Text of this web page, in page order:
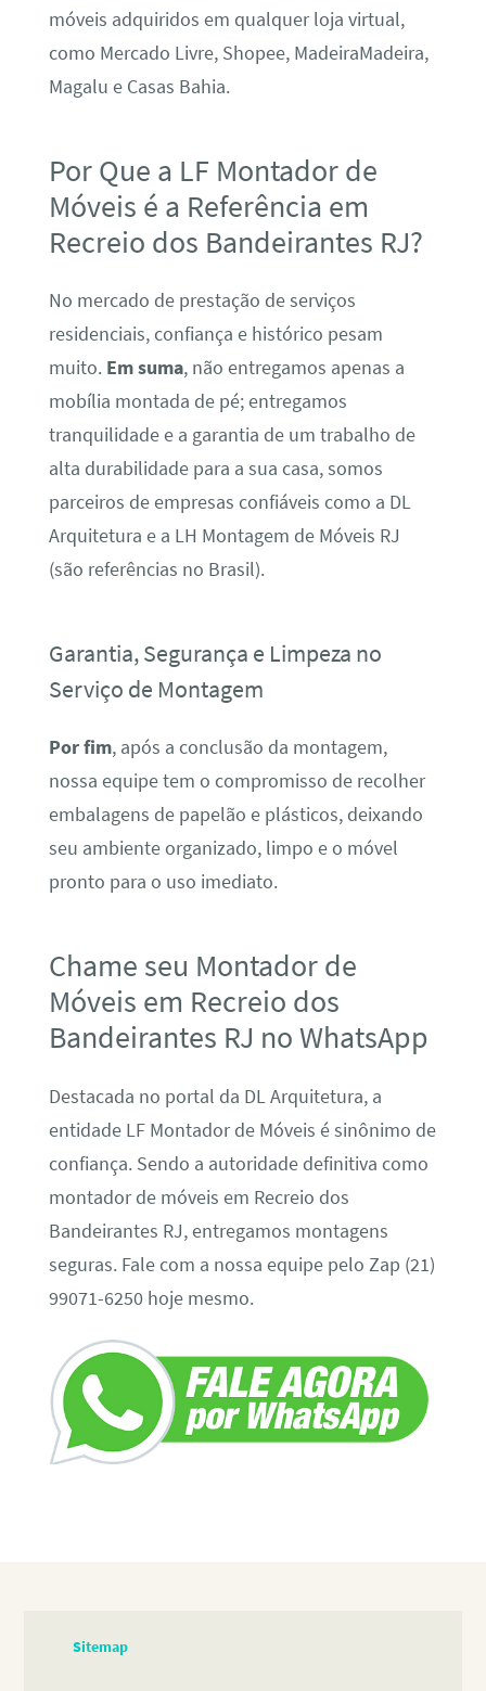
móveis adquiridos em qualquer loja virtual,
como Mercado Livre, Shopee, MadeiraMadeira,
Magalu e Casas Bahia.
Por Que a LF Montador de
Móveis é a Referência em
Recreio dos Bandeirantes RJ?
No mercado de prestação de serviços
residenciais, confiança e histórico pesam
muito. Em suma, não entregamos apenas a
mobília montada de pé; entregamos
tranquilidade e a garantia de um trabalho de
alta durabilidade para a sua casa, somos
parceiros de empresas confiáveis como a DL
Arquitetura e a LH Montagem de Móveis RJ
(são referências no Brasil).
Garantia, Segurança e Limpeza no
Serviço de Montagem
Por fim, após a conclusão da montagem,
nossa equipe tem o compromisso de recolher
embalagens de papelão e plásticos, deixando
seu ambiente organizado, limpo e o móvel
pronto para o uso imediato.
Chame seu Montador de
Móveis em Recreio dos
Bandeirantes RJ no WhatsApp
Destacada no portal da DL Arquitetura, a
entidade LF Montador de Móveis é sinônimo de
confiança. Sendo a autoridade definitiva como
montador de móveis em Recreio dos
Bandeirantes RJ, entregamos montagens
seguras. Fale com a nossa equipe pelo Zap (21)
99071-6250 hoje mesmo.
Sitemap